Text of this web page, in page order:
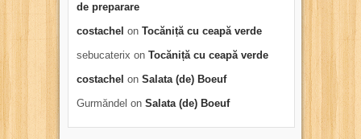
de preparare
costachel on Tocăniță cu ceapă verde
sebucaterix on Tocăniță cu ceapă verde
costachel on Salata (de) Boeuf
Gurmăndel on Salata (de) Boeuf